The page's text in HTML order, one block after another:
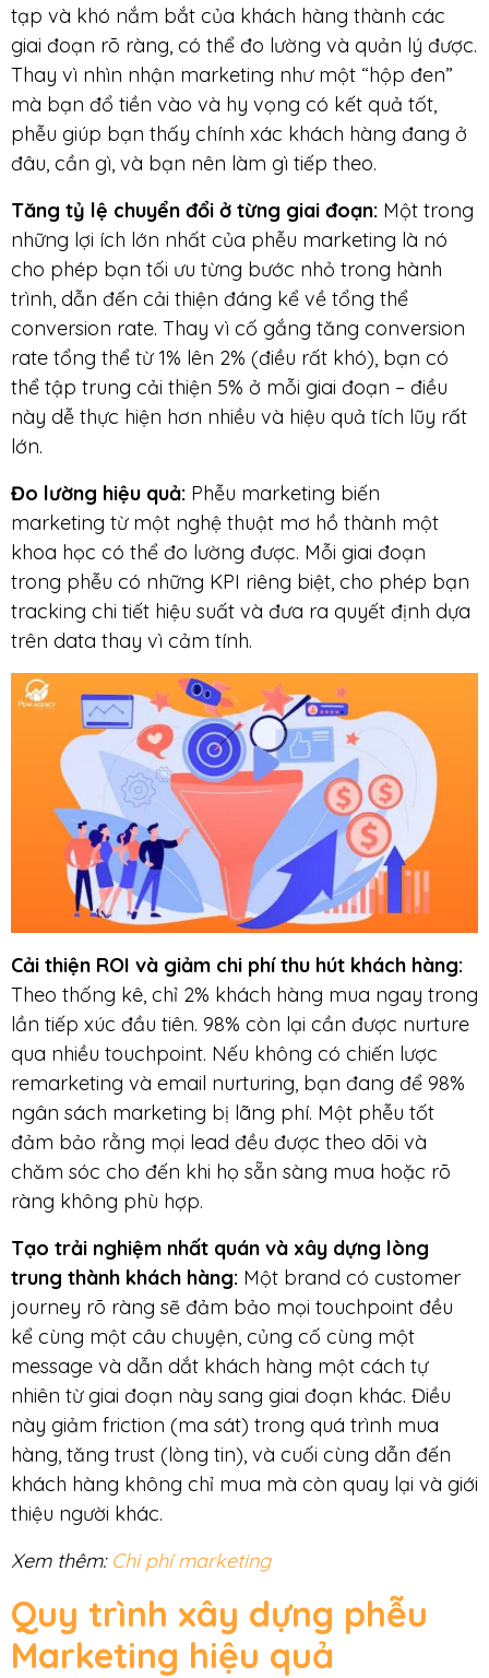
tạp và khó nắm bắt của khách hàng thành các
giai đoạn rõ ràng, có thể đo lường và quản lý được.
Thay vì nhìn nhận marketing như một “hộp đen”
mà bạn đổ tiền vào và hy vọng có kết quả tốt,
phễu giúp bạn thấy chính xác khách hàng đang ở
đâu, cần gì, và bạn nên làm gì tiếp theo.
Tăng tỷ lệ chuyển đổi ở từng giai đoạn: Một trong
những lợi ích lớn nhất của phễu marketing là nó
cho phép bạn tối ưu từng bước nhỏ trong hành
trình, dẫn đến cải thiện đáng kể về tổng thể
conversion rate. Thay vì cố gắng tăng conversion
rate tổng thể từ 1% lên 2% (điều rất khó), bạn có
thể tập trung cải thiện 5% ở mỗi giai đoạn – điều
này dễ thực hiện hơn nhiều và hiệu quả tích lũy rất
lớn.
Đo lường hiệu quả: Phễu marketing biến
marketing từ một nghệ thuật mơ hồ thành một
khoa học có thể đo lường được. Mỗi giai đoạn
trong phễu có những KPI riêng biệt, cho phép bạn
tracking chi tiết hiệu suất và đưa ra quyết định dựa
trên data thay vì cảm tính.
Cải thiện ROI và giảm chi phí thu hút khách hàng:
Theo thống kê, chỉ 2% khách hàng mua ngay trong
lần tiếp xúc đầu tiên. 98% còn lại cần được nurture
qua nhiều touchpoint. Nếu không có chiến lược
remarketing và email nurturing, bạn đang để 98%
ngân sách marketing bị lãng phí. Một phễu tốt
đảm bảo rằng mọi lead đều được theo dõi và
chăm sóc cho đến khi họ sẵn sàng mua hoặc rõ
ràng không phù hợp.
Tạo trải nghiệm nhất quán và xây dựng lòng
trung thành khách hàng: Một brand có customer
journey rõ ràng sẽ đảm bảo mọi touchpoint đều
kể cùng một câu chuyện, củng cố cùng một
message và dẫn dắt khách hàng một cách tự
nhiên từ giai đoạn này sang giai đoạn khác. Điều
này giảm friction (ma sát) trong quá trình mua
hàng, tăng trust (lòng tin), và cuối cùng dẫn đến
khách hàng không chỉ mua mà còn quay lại và giới
thiệu người khác.
Xem thêm: Chi phí marketing
Quy trình xây dựng phễu
Marketing hiệu quả